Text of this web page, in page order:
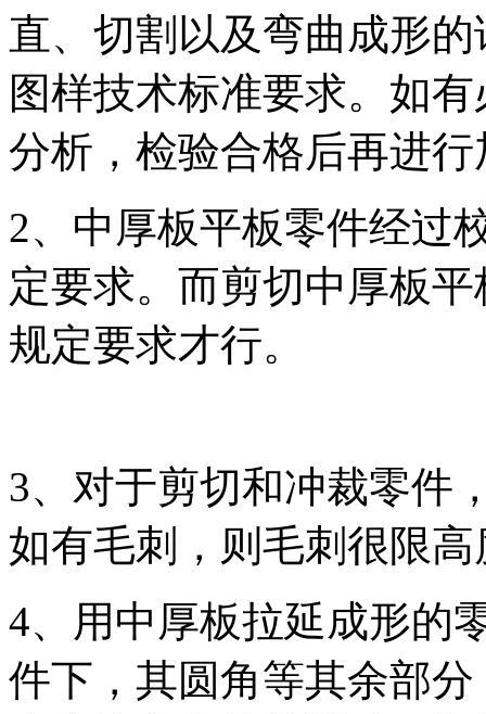
直、切割以及弯曲成形
图样技术标准要求。如
分析，检验合格后再进行
2、中厚板平板零件经过
定要求。而剪切中厚板
规定要求才行。
3、对于剪切和冲裁零件
如有毛刺，则毛刺很限
4、用中厚板拉延成形的
件下，其圆角等其余部